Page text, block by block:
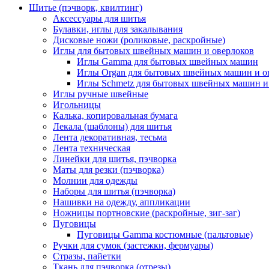
Шитье (пэчворк, квилтинг)
Аксессуары для шитья
Булавки, иглы для закалывания
Дисковые ножи (роликовые, раскройные)
Иглы для бытовых швейных машин и оверлоков
Иглы Gamma для бытовых швейных машин
Иглы Organ для бытовых швейных машин и
Иглы Schmetz для бытовых швейных машин и
Иглы ручные швейные
Игольницы
Калька, копировальная бумага
Лекала (шаблоны) для шитья
Лента декоративная, тесьма
Лента техническая
Линейки для шитья, пэчворка
Маты для резки (пэчворка)
Молнии для одежды
Наборы для шитья (пэчворка)
Нашивки на одежду, аппликации
Ножницы портновские (раскройные, зиг-заг)
Пуговицы
Пуговицы Gamma костюмные (пальтовые)
Ручки для сумок (застежки, фермуары)
Стразы, пайетки
Ткань для пэчворка (отрезы)